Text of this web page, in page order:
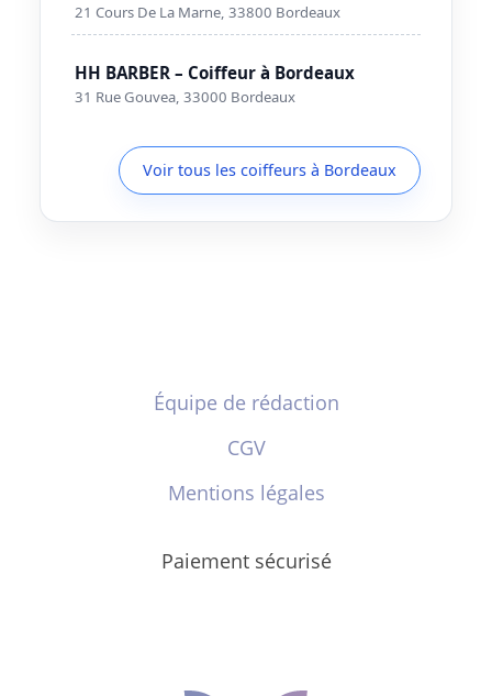
21 Cours De La Marne, 33800 Bordeaux
HH BARBER – Coiffeur à Bordeaux
31 Rue Gouvea, 33000 Bordeaux
Voir tous les coiffeurs à Bordeaux
Équipe de rédaction
CGV
Mentions légales
Paiement sécurisé